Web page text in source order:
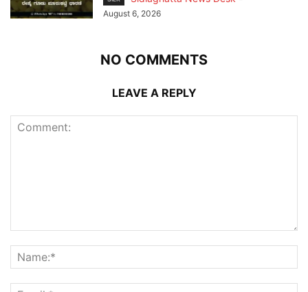
August 6, 2026
NO COMMENTS
LEAVE A REPLY